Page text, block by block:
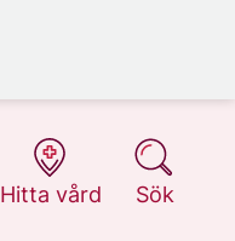
Hitta vård
på 1177.se
Sök
på 1177.se